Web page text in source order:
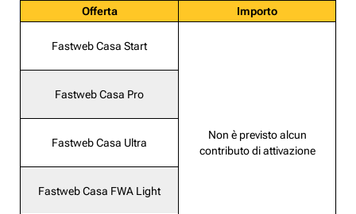
Offerta
Importo
Fastweb Casa Start
Non è previsto alcun
contributo di attivazione
Fastweb Casa Pro
Fastweb Casa Ultra
Fastweb Casa FWA Light